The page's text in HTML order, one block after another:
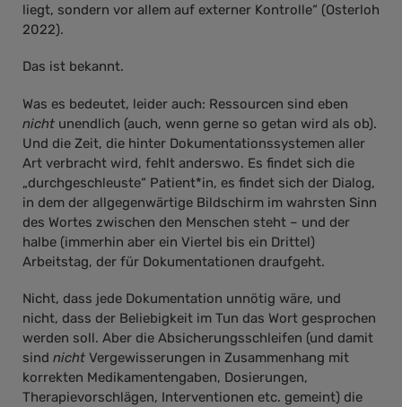
liegt, sondern vor allem auf externer Kontrolle“ (Osterloh
2022).
Das ist bekannt.
Was es bedeutet, leider auch: Ressourcen sind eben
nicht unendlich (auch, wenn gerne so getan wird als ob).
Und die Zeit, die hinter Dokumentationssystemen aller
Art verbracht wird, fehlt anderswo. Es findet sich die
„durchgeschleuste“ Patient*in, es findet sich der Dialog,
in dem der allgegenwärtige Bildschirm im wahrsten Sinn
des Wortes zwischen den Menschen steht – und der
halbe (immerhin aber ein Viertel bis ein Drittel)
Arbeitstag, der für Dokumentationen draufgeht.
Nicht, dass jede Dokumentation unnötig wäre, und
nicht, dass der Beliebigkeit im Tun das Wort gesprochen
werden soll. Aber die Absicherungsschleifen (und damit
sind nicht Vergewisserungen in Zusammenhang mit
korrekten Medikamentengaben, Dosierungen,
Therapievorschlägen, Interventionen etc. gemeint) die